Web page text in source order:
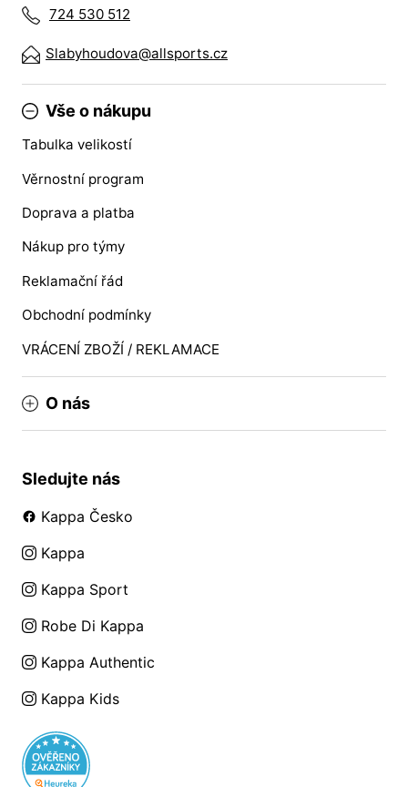
724 530 512
Slabyhoudova@allsports.cz
Vše o nákupu
Tabulka velikostí
Věrnostní program
Doprava a platba
Nákup pro týmy
Reklamační řád
Obchodní podmínky
VRÁCENÍ ZBOŽÍ / REKLAMACE
O nás
Sledujte nás
Kappa Česko
Kappa
Kappa Sport
Robe Di Kappa
Kappa Authentic
Kappa Kids